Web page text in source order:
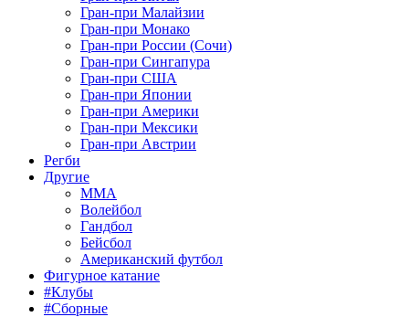
Гран-при Малайзии
Гран-при Монако
Гран-при России (Сочи)
Гран-при Сингапура
Гран-при США
Гран-при Японии
Гран-при Америки
Гран-при Мексики
Гран-при Австрии
Регби
Другие
MMA
Волейбол
Гандбол
Бейсбол
Американский футбол
Фигурное катание
#Клубы
#Сборные